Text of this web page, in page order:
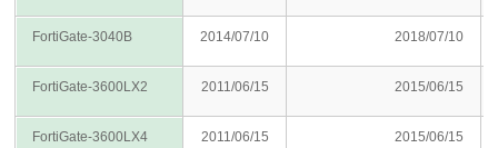
FortiGate-3040B 2014/07/10 2018/07/10
FortiGate-3600LX2 2011/06/15 2015/06/15
FortiGate-3600LX4 2011/06/15 2015/06/15